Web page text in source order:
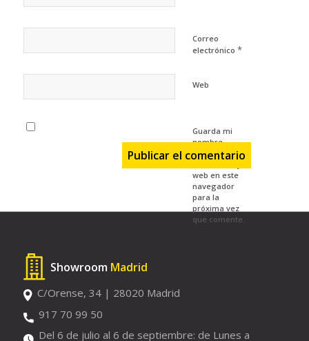
Correo
electrónico *
Web
Guarda mi
nombre,
correo
web en este
navegador
para la
próxima vez
que comente.
Showroom Madrid
C/Orense, 34 | 28020 Madrid
917 70 99 50
Del 6 de julio al 6 de septiembre: de Lunes a